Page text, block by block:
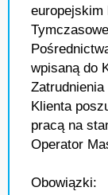
europejskim
wpisaną do
Klienta
pracą na
Operator
Obowiązki: